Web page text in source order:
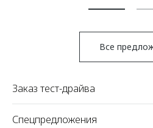
Все
Заказ тест-драйва
Спецпредложения